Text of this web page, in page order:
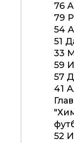
76
79
54
51
33
59
57
41
52